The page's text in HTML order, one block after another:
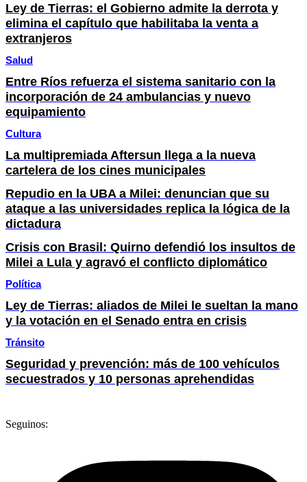
Ley de Tierras: el Gobierno admite la derrota y
elimina el capítulo que habilitaba la venta a
extranjeros
Salud
Entre Ríos refuerza el sistema sanitario con la
incorporación de 24 ambulancias y nuevo
equipamiento
Cultura
La multipremiada Aftersun llega a la nueva
cartelera de los cines municipales
Repudio en la UBA a Milei: denuncian que su
ataque a las universidades replica la lógica de la
dictadura
Crisis con Brasil: Quirno defendió los insultos de
Milei a Lula y agravó el conflicto diplomático
Política
Ley de Tierras: aliados de Milei le sueltan la mano
y la votación en el Senado entra en crisis
Tránsito
Seguridad y prevención: más de 100 vehículos
secuestrados y 10 personas aprehendidas
Seguinos: